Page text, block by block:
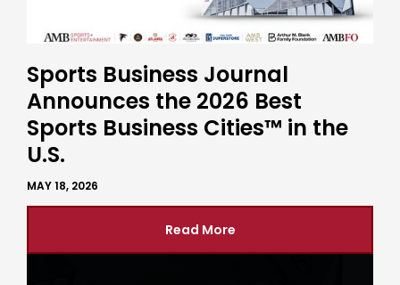
Sports Business Journal
Announces the 2026 Best
Sports Business Cities™ in the
U.S.
MAY 18, 2026
Read More